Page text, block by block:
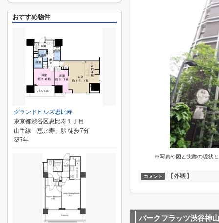
※写真や図と実際の現状
コメント 【外観】
パークフラッツ渋谷神
おすすめ物件
グランドヒルズ恵比寿
東京都渋谷区恵比寿１丁目
山手線「恵比寿」駅 徒歩7分
築7年